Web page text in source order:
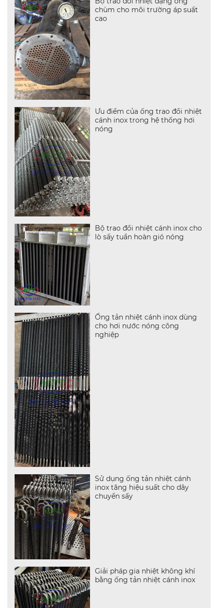
chùm cho môi trường áp suất
cao
Ưu điểm của ống trao đổi nhiệt
cánh inox trong hệ thống hơi
nóng
Bộ trao đổi nhiệt cánh inox cho
lò sấy tuần hoàn gió nóng
Ống tản nhiệt cánh inox dùng
cho hơi nước nóng công
nghiệp
Sử dụng ống tản nhiệt cánh
inox tăng hiệu suất cho dây
chuyền sấy
Giải pháp gia nhiệt không khí
bằng ống tản nhiệt cánh inox